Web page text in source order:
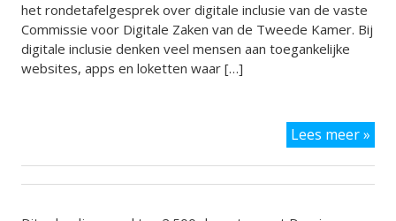
het rondetafelgesprek over digitale inclusie van de vaste
Commissie voor Digitale Zaken van de Tweede Kamer. Bij
digitale inclusie denken veel mensen aan toegankelijke
websites, apps en loketten waar […]
Lees meer »